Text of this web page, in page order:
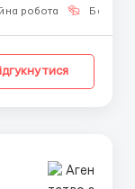
...
робота Без